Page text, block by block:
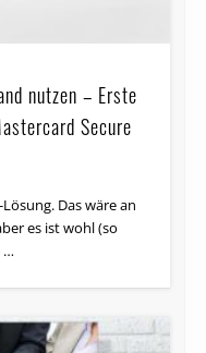
nutzen – Erste
Secure
Das wäre an
es ist wohl (so
…